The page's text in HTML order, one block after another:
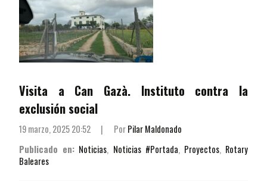
Visita a Can Gazà. Instituto contra la
exclusión social
19 marzo, 2025 20:52 | PorPilar Maldonado
Publicado en: Noticias, Noticias #Portada, Proyectos, Rotary
Baleares